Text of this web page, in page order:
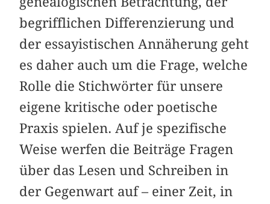
begrifflichen Differenzierung und
der essayistischen Annäherung geht
es daher auch um die Frage, welche
Rolle die Stichwörter für unsere
eigene kritische oder poetische
Praxis spielen. Auf je spezifische
Weise werfen die Beiträge Fragen
über das Lesen und Schreiben in
der Gegenwart auf – einer Zeit, in